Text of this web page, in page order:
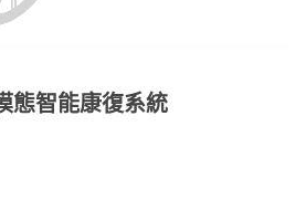
態智能康復系統